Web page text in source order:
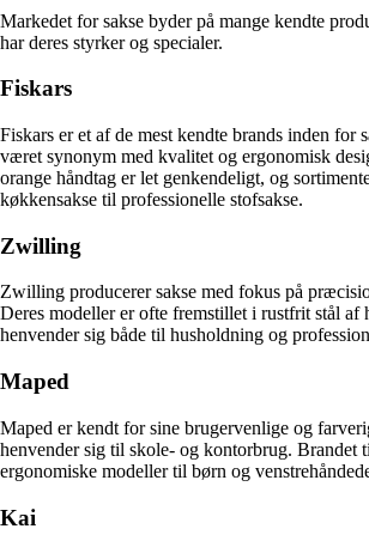
Markedet for sakse byder på mange kendte
har deres styrker og specialer.
Fiskars
Fiskars er et af de mest kendte brands inden for
været synonym med kvalitet og ergonomisk
orange håndtag er let genkendeligt, og
køkkensakse til professionelle stofsakse.
Zwilling
Zwilling producerer sakse med fokus på
Deres modeller er ofte fremstillet i rustfrit stål af
henvender sig både til husholdning og
Maped
Maped er kendt for sine brugervenlige og
henvender sig til skole- og kontorbrug. Brandet
ergonomiske modeller til børn og
Kai